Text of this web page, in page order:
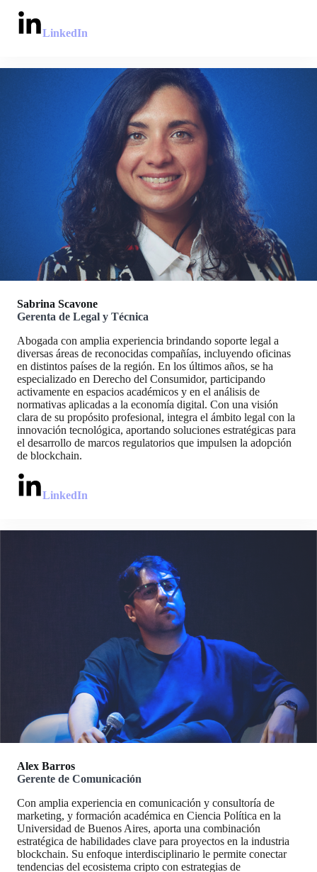
LinkedIn
Sabrina Scavone
Gerenta de Legal y Técnica
Abogada con amplia experiencia brindando soporte legal a
diversas áreas de reconocidas compañías, incluyendo oficinas
en distintos países de la región. En los últimos años, se ha
especializado en Derecho del Consumidor, participando
activamente en espacios académicos y en el análisis de
normativas aplicadas a la economía digital. Con una visión
clara de su propósito profesional, integra el ámbito legal con la
innovación tecnológica, aportando soluciones estratégicas para
el desarrollo de marcos regulatorios que impulsen la adopción
de blockchain.
LinkedIn
Alex Barros
Gerente de Comunicación
Con amplia experiencia en comunicación y consultoría de
marketing, y formación académica en Ciencia Política en la
Universidad de Buenos Aires, aporta una combinación
estratégica de habilidades clave para proyectos en la industria
blockchain. Su enfoque interdisciplinario le permite conectar
tendencias del ecosistema cripto con estrategias de